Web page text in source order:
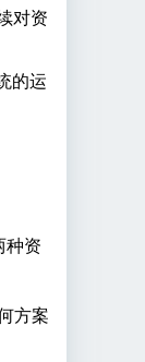
对资
的运
种资
方案